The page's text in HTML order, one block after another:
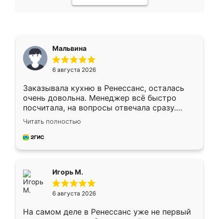
Мальвина
6 августа 2026
Заказывала кухню в Ренессанс, осталась
очень довольна. Менеджер всё быстро
посчитала, на вопросы отвечала сразу.
Замерщик приехал в субботу, подошёл к
делу со всей ответственностью. Собрали
за день, ребята работали аккуратно, даже
Читать полностью
Игорь М.
6 августа 2026
На самом деле в Ренессанс уже не первый